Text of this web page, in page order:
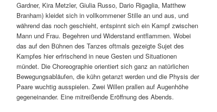
Gardner, Kira Metzler, Giulia Russo, Dario Rigaglia, Matthew
Branham) kleidet sich in vollkommener Stille an und aus, und
während das noch geschieht, entspinnt sich ein Kampf zwischen
Mann und Frau. Begehren und Widerstand entflammen. Wobei
das auf den Bühnen des Tanzes oftmals gezeigte Sujet des
Kampfes hier erfrischend in neue Gesten und Situationen
mündet. Die Choreographie orientiert sich ganz an natürlichen
Bewegungsabläufen, die kühn getanzt werden und die Physis der
Paare wuchtig ausspielen. Zwei Willen prallen auf Augenhöhe
gegeneinander. Eine mitreißende Eröffnung des Abends.